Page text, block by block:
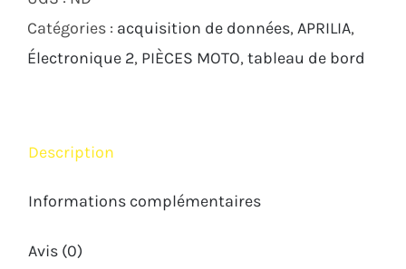
Chrome
Aprilia
Catégories : acquisition de données APRILIA
Électronique 2 PIÈCES MOTO tableau de bord
Description
Informations complémentaires
Avis (0)